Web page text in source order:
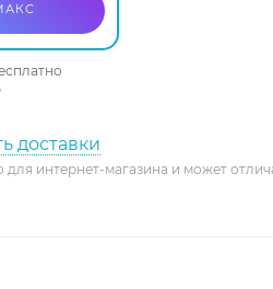
доставки
для интернет-магазина и может